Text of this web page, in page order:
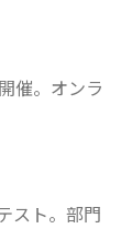
催。オンラ
スト。部門